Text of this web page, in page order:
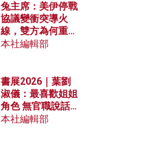
兔主席：美伊停戰
協議變衝突導火
線，雙方為何重啟
戰爭？伊朗一早洞
本社編輯部
書展2026｜葉劉
淑儀：最喜歡姐姐
角色 無官職說話
包袱少
本社編輯部